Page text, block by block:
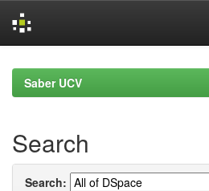
navigationSaber UCV
Search
Search: